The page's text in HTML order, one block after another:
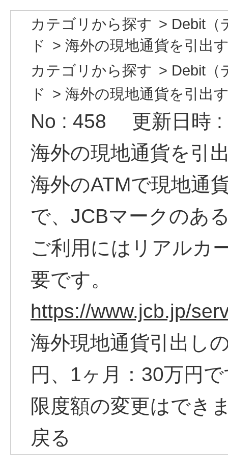
カテゴリから探す > Debit（
ド > 海外の現地通貨を引出
カテゴリから探す > Debit（
ド > 海外の現地通貨を引出
No : 458
更新日時
海外の現地通貨を引
海外のATMで現地通
で、JCBマークのあ
ご利用にはリアルカ
要です。
https://www.jcb.jp/
海外現地通貨引出し
円、1ヶ月：30万円
限度額の変更はでき
戻る